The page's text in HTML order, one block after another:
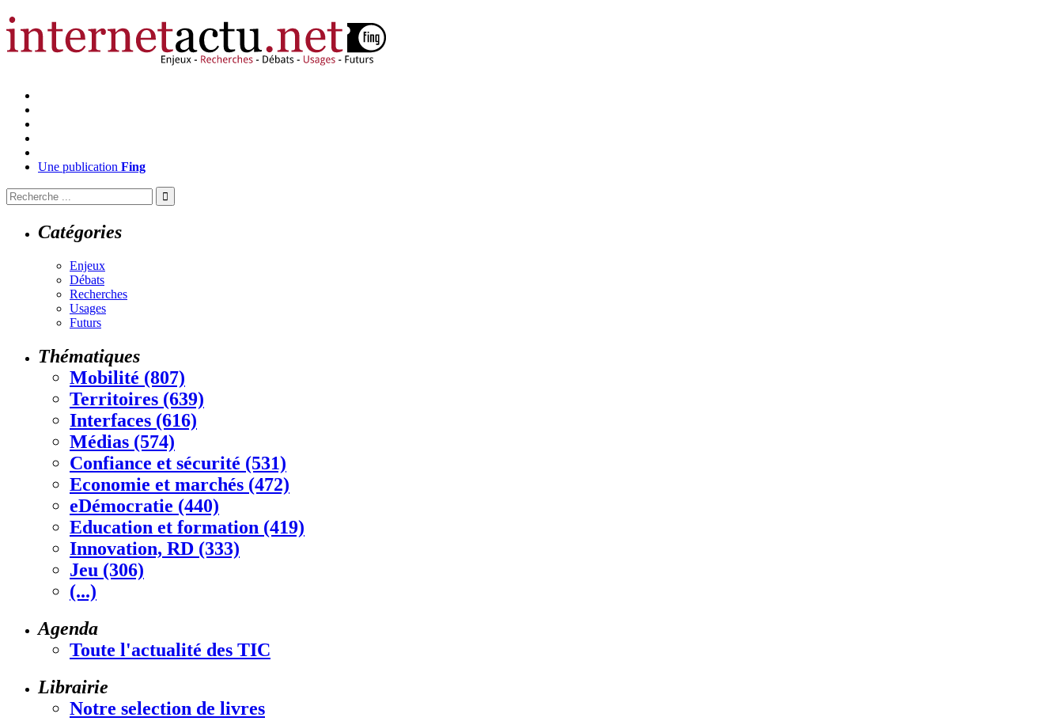
Une publication Fing
Catégories
Enjeux
Débats
Recherches
Usages
Futurs
Thématiques
Mobilité (807)
Territoires (639)
Interfaces (616)
Médias (574)
Confiance et sécurité (531)
Economie et marchés (472)
eDémocratie (440)
Education et formation (419)
Innovation, RD (333)
Jeu (306)
(...)
Agenda
Toute l'actualité des TIC
Librairie
Notre selection de livres